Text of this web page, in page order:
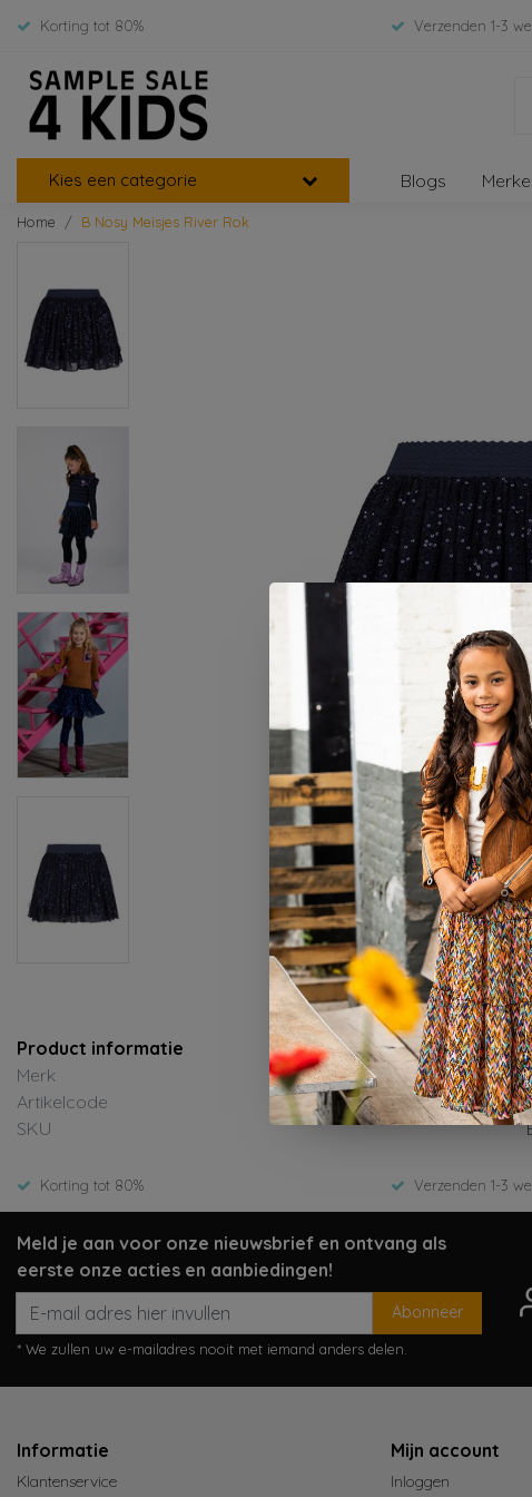
Korting tot 80% Verzenden 1-3
Kies een categorie Blogs
Home B Nosy Meisjes River Rok
Product informatie
Merk
Artikelcode
SKU
Korting tot 80% Verzenden 1-3
Meld je aan voor onze nieuwsbrief en ontvang als
eerste onze acties en aanbiedingen!
Abonneer
* We zullen uw e-mailadres nooit met iemand anders delen.
Informatie
Klantenservice
Mijn account
Inloggen